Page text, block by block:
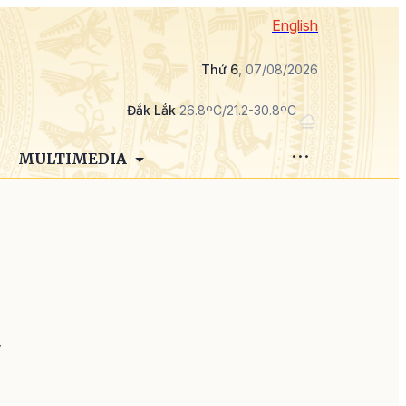
English
Thứ 6, 07/08/2026
Đắk Lắk26.8ºC/21.2-30.8ºC
MULTIMEDIA